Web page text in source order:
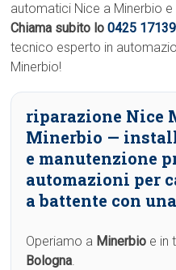
automatici Nice a Minerbio
Chiama subito lo0425
tecnico esperto in
Minerbio!
riparazione Nice
Minerbio —
e manutenzione
automazioni per
a battente con
Operiamo a Minerbio e in
Bologna.